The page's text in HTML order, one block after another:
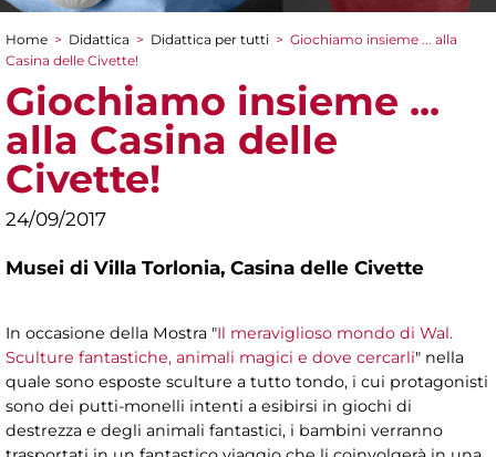
Tu sei qui
Home > Didattica > Didattica per tutti > Giochiamo insieme ... alla
Casina delle Civette!
Giochiamo insieme ...
alla Casina delle
Civette!
24/09/2017
Musei di Villa Torlonia, Casina delle Civette
In occasione della Mostra "Il meraviglioso mondo di Wal.
Sculture fantastiche, animali magici e dove cercarli" nella
quale sono esposte sculture a tutto tondo, i cui protagonisti
sono dei putti-monelli intenti a esibirsi in giochi di
destrezza e degli animali fantastici, i bambini verranno